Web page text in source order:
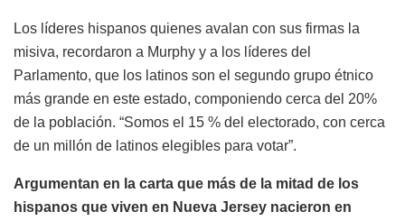
Los líderes hispanos quienes avalan con sus firmas la
misiva, recordaron a Murphy y a los líderes del
Parlamento, que los latinos son el segundo grupo étnico
más grande en este estado, componiendo cerca del 20%
de la población. “Somos el 15 % del electorado, con cerca
de un millón de latinos elegibles para votar”.
Argumentan en la carta que más de la mitad de los
hispanos que viven en Nueva Jersey nacieron en